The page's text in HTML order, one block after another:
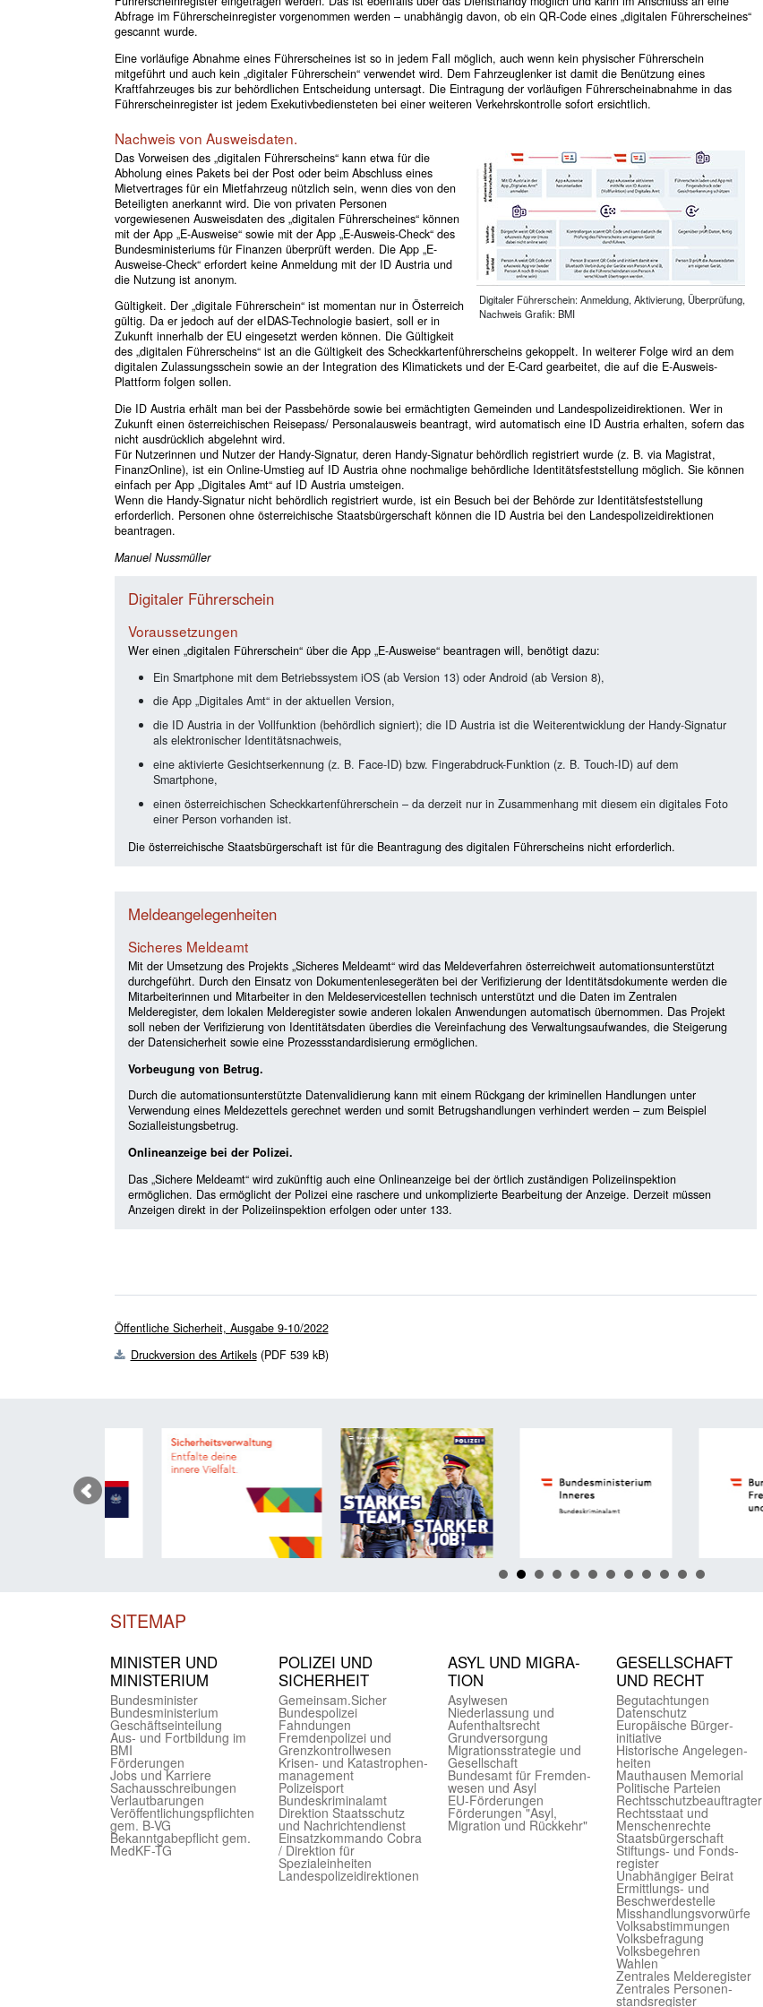
Abfrage im Führerscheinregister vorgenommen werden – unabhängig davon, ob ein QR-Code eines „digitalen Führerscheines“
gescannt wurde.
Eine vorläufige Abnahme eines Führerscheines ist so in jedem Fall möglich, auch wenn kein physischer Führerschein
mitgeführt und auch kein „digitaler Führerschein“ verwendet wird. Dem Fahrzeuglenker ist damit die Benützung eines
Kraftfahrzeuges bis zur behördlichen Entscheidung untersagt. Die Eintragung der vorläufigen Führerscheinabnahme in das
Führerscheinregister ist jedem Exekutivbediensteten bei einer weiteren Verkehrskontrolle sofort ersichtlich.
Nachweis von Ausweisdaten.
Digitaler Führerschein: Anmeldung, Aktivierung, Überprüfung,
Nachweis Grafik: BMI
Das Vorweisen des „digitalen Führerscheins“ kann etwa für die
Abholung eines Pakets bei der Post oder beim Abschluss eines
Mietvertrages für ein Mietfahrzeug nützlich sein, wenn dies von den
Beteiligten anerkannt wird. Die von privaten Personen
vorgewiesenen Ausweisdaten des „digitalen Führerscheines“ können
mit der App „E-Ausweise“ sowie mit der App „E-Ausweis-Check“ des
Bundesministeriums für Finanzen überprüft werden. Die App „E-
Ausweise-Check“ erfordert keine Anmeldung mit der ID Austria und
die Nutzung ist anonym.
Gültigkeit. Der „digitale Führerschein“ ist momentan nur in Österreich
gültig. Da er jedoch auf der eIDAS-Technologie basiert, soll er in
Zukunft innerhalb der EU eingesetzt werden können. Die Gültigkeit
des „digitalen Führerscheins“ ist an die Gültigkeit des Scheckkartenführerscheins gekoppelt. In weiterer Folge wird an dem
digitalen Zulassungsschein sowie an der Integration des Klimatickets und der E-Card gearbeitet, die auf die E-Ausweis-
Plattform folgen sollen.
Die ID Austria erhält man bei der Passbehörde sowie bei ermächtigten Gemeinden und Landespolizeidirektionen. Wer in
Zukunft einen österreichischen Reisepass/ Personalausweis beantragt, wird automatisch eine ID Austria erhalten, sofern das
nicht ausdrücklich abgelehnt wird.
Für Nutzerinnen und Nutzer der Handy-Signatur, deren Handy-Signatur behördlich registriert wurde (z. B. via Magistrat,
FinanzOnline), ist ein Online-Umstieg auf ID Austria ohne nochmalige behördliche Identitätsfeststellung möglich. Sie können
einfach per App „Digitales Amt“ auf ID Austria umsteigen.
Wenn die Handy-Signatur nicht behördlich registriert wurde, ist ein Besuch bei der Behörde zur Identitätsfeststellung
erforderlich. Personen ohne österreichische Staatsbürgerschaft können die ID Austria bei den Landespolizeidirektionen
beantragen.
Manuel Nussmüller
Digitaler Führerschein
Voraussetzungen
Wer einen „digitalen Führerschein“ über die App „E-Ausweise“ beantragen will, benötigt dazu:
Ein Smartphone mit dem Betriebssystem iOS (ab Version 13) oder Android (ab Version 8),
die App „Digitales Amt“ in der aktuellen Version,
die ID Austria in der Vollfunktion (behördlich signiert); die ID Austria ist die Weiterentwicklung der Handy-Signatur
als elektronischer Identitätsnachweis,
eine aktivierte Gesichtserkennung (z. B. Face-ID) bzw. Fingerabdruck-Funktion (z. B. Touch-ID) auf dem
Smartphone,
einen österreichischen Scheckkartenführerschein – da derzeit nur in Zusammenhang mit diesem ein digitales Foto
einer Person vorhanden ist.
Die österreichische Staatsbürgerschaft ist für die Beantragung des digitalen Führerscheins nicht erforderlich.
Meldeangelegenheiten
Sicheres Meldeamt
Mit der Umsetzung des Projekts „Sicheres Meldeamt“ wird das Meldeverfahren österreichweit automationsunterstützt
durchgeführt. Durch den Einsatz von Dokumentenlesegeräten bei der Verifizierung der Identitätsdokumente werden die
Mitarbeiterinnen und Mitarbeiter in den Meldeservicestellen technisch unterstützt und die Daten im Zentralen
Melderegister, dem lokalen Melderegister sowie anderen lokalen Anwendungen automatisch übernommen. Das Projekt
soll neben der Verifizierung von Identitätsdaten überdies die Vereinfachung des Verwaltungsaufwandes, die Steigerung
der Datensicherheit sowie eine Prozessstandardisierung ermöglichen.
Vorbeugung von Betrug.
Durch die automationsunterstützte Datenvalidierung kann mit einem Rückgang der kriminellen Handlungen unter
Verwendung eines Meldezettels gerechnet werden und somit Betrugshandlungen verhindert werden – zum Beispiel
Sozialleistungsbetrug.
Onlineanzeige bei der Polizei.
Das „Sichere Meldeamt“ wird zukünftig auch eine Onlineanzeige bei der örtlich zuständigen Polizeiinspektion
ermöglichen. Das ermöglicht der Polizei eine raschere und unkomplizierte Bearbeitung der Anzeige. Derzeit müssen
Anzeigen direkt in der Polizeiinspektion erfolgen oder unter 133.
Öffentliche Sicherheit, Ausgabe 9-10/2022
Druckversion des Artikels(PDF 539 kB)
SITEMAP
MINISTER UND
MINIST­ERIUM
Bundes­minister
Bundes­ministerium
Geschäfts­einteilung
Aus- und Fortbildung im
BMI
Förderungen
Jobs und Karriere
Sachaus­schreibungen
Verlautbarungen
Veröffentlichungspflichten
gem. B-VG
Bekanntgabepflicht gem.
MedKF-TG
POLIZEI UND
SICHER­HEIT
Gemein­sam.Sicher
Bundes­polizei
Fahndungen
Fremdenpolizei und
Grenzkontrollwesen
Krisen- und Katastrophen­
management
Polizeisport
Bundes­kriminal­amt
Direktion Staats­schutz
und Nach­richten­dienst
Einsatz­kommando Cobra
/ Direktion für
Spezialeinheiten
Landes­polizei­direk­tionen
ASYL UND MIGRA­
TION
Asyl­wesen
Nieder­lassung und
Aufent­halts­recht
Grund­versorgung
Migrations­strategie und
Gesell­schaft
Bundes­amt für Fremden­
wesen und Asyl
EU-Förde­rungen
Förderungen "Asyl,
Migration und Rückkehr"
GE­SELL­SCHAFT
UND RECHT
Begut­achtungen
Daten­schutz
Europäische Bürger­
initiative
Historische Angelegen­
heiten
Mauthausen Memorial
Politische Parteien
Rechts­schutz­beauftragter
Rechts­staat und
Menschen­rechte
Staats­bürger­schaft
Stiftungs- und Fonds­
register
Unab­hängiger Beirat
Ermittlungs- und
Beschwerde­stelle
Misshandlungs­vorwürfe
Volks­abstimmungen
Volks­befragung
Volks­begehren
Wahlen
Zentrales Melde­register
Zentrales Personen­
stands­register